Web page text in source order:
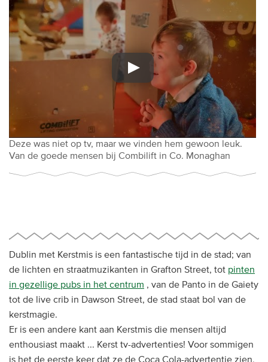
Deze was niet op tv, maar we vinden hem gewoon leuk.
Van de goede mensen bij Combilift in Co. Monaghan
Dublin met Kerstmis is een fantastische tijd in de stad; van
de lichten en straatmuzikanten in Grafton Street, tot pinten
in gezellige pubs in het centrum , van de Panto in de Gaiety
tot de live crib in Dawson Street, de stad staat bol van de
kerstmagie.
Er is een andere kant aan Kerstmis die mensen altijd
enthousiast maakt ... Kerst tv-advertenties! Voor sommigen
is het de eerste keer dat ze de Coca Cola-advertentie zien,